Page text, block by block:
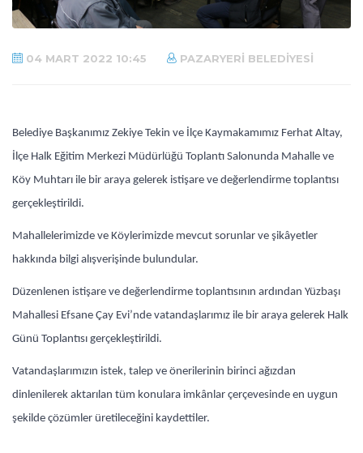
04 MART 2022 10:45 PAZARYERI BELEDIYESI
Belediye Başkanımız Zekiye Tekin ve İlçe Kaymakamımız Ferhat Altay,
İlçe Halk Eğitim Merkezi Müdürlüğü Toplantı Salonunda Mahalle ve
Köy Muhtarı ile bir araya gelerek istişare ve değerlendirme toplantısı
gerçekleştirildi.
Mahallelerimizde ve Köylerimizde mevcut sorunlar ve şikâyetler
hakkında bilgi alışverişinde bulundular.
Düzenlenen istişare ve değerlendirme toplantısının ardından Yüzbaşı
Mahallesi Efsane Çay Evi’nde vatandaşlarımız ile bir araya gelerek Halk
Günü Toplantısı gerçekleştirildi.
Vatandaşlarımızın istek, talep ve önerilerinin birinci ağızdan
dinlenilerek aktarılan tüm konulara imkânlar çerçevesinde en uygun
şekilde çözümler üretileceğini kaydettiler.